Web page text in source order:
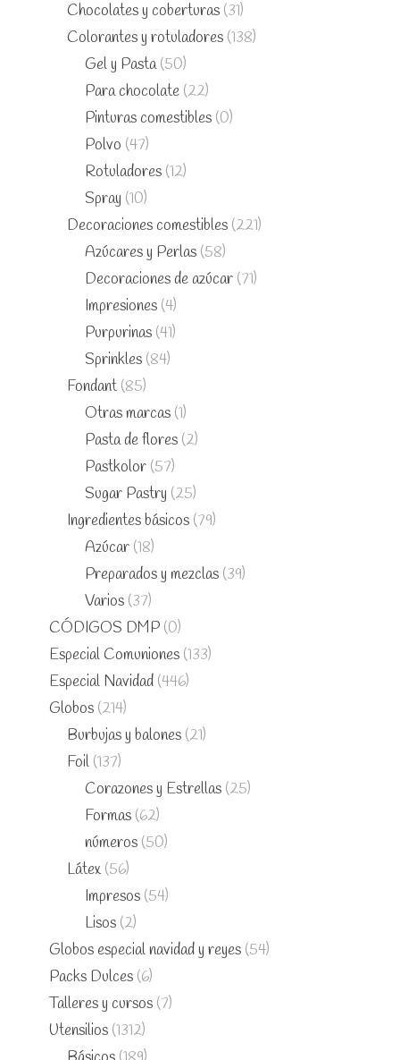
Chocolates y coberturas (31)
Colorantes y rotuladores (138)
Gel y Pasta (50)
Para chocolate (22)
Pinturas comestibles (0)
Polvo (47)
Rotuladores (12)
Spray (10)
Decoraciones comestibles (221)
Azúcares y Perlas (58)
Decoraciones de azúcar (71)
Impresiones (4)
Purpurinas (41)
Sprinkles (84)
Fondant (85)
Otras marcas (1)
Pasta de flores (2)
Pastkolor (57)
Sugar Pastry (25)
Ingredientes básicos (79)
Azúcar (18)
Preparados y mezclas (39)
Varios (37)
CÓDIGOS DMP (0)
Especial Comuniones (133)
Especial Navidad (446)
Globos (214)
Burbujas y balones (21)
Foil (137)
Corazones y Estrellas (25)
Formas (62)
números (50)
Látex (56)
Impresos (54)
Lisos (2)
Globos especial navidad y reyes (54)
Packs Dulces (6)
Talleres y cursos (7)
Utensilios (1312)